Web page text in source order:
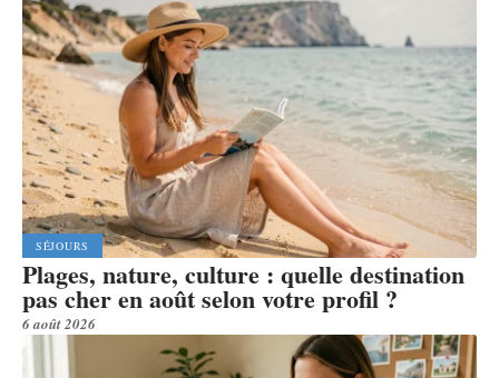
SÉJOURS
Plages, nature, culture : quelle destination
pas cher en août selon votre profil ?
6 août 2026